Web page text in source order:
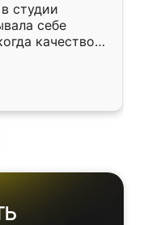
студии
себе
качеством
уже почти